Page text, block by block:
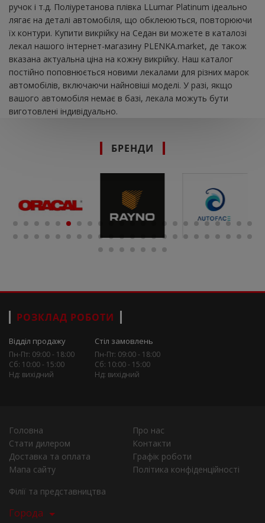
ручок і т.д. Поліуретанова плівка LLumar Platinum ідеально
лягає на деталі автомобіля, що обклеюються, повторюючи
їх контури. Купити викрійку на Седан ви можете в каталозі
лекал нашого інтернет-магазину PLENKA.market, де також
вказана актуальна ціна на кожну викрійку. Наш каталог
постійно поповнюється новими лекалами для різних марок
автомобілів, включаючи найновіші моделі. У разі, якщо
вашого автомобіля немає в базі, лекала можуть бути
виготовлені індивідуально.
БРЕНДИ
РОЗКЛАД РОБОТИ
Відділ продажу
Пн-Пт: 09:00 - 18:00
Сб: 10:00 - 15:00
Нд: вихідний
Стіл замовлень
Пн-Пт: 09:00 - 18:00
Сб: 10:00 - 15:00
Нд: вихідний
Головна
Про нас
Стати дилером
Контакти
Доставка та оплата
Графік роботи
Мапа сайту
Політика конфіденційності
Філії та представництва
Города